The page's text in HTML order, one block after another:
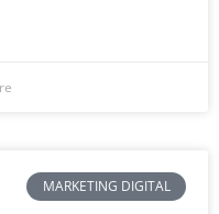
MARKETING DIGITAL